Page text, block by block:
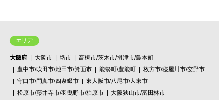
エリア
大阪府 大阪市 堺市
高槻市/茨木市/摂津市/島本町
豊中市/吹田市/池田市/箕面市
能勢町/豊能町
枚方市/寝屋川市/交野市
守口市/門真市/四条畷市
東大阪市/八尾市/大東市
松原市/藤井寺市/羽曳野市/柏原市
大阪狭山市/富田林市